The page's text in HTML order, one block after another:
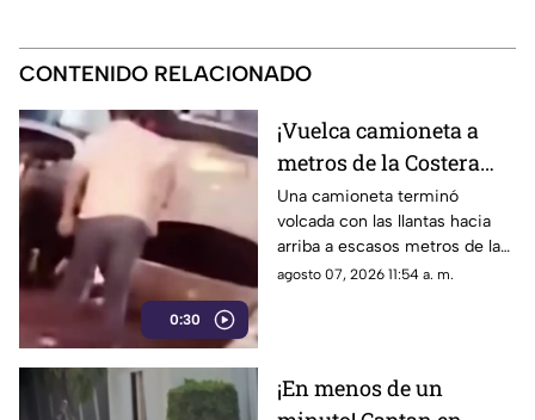
CONTENIDO RELACIONADO
0:30
¡Vuelca camioneta a
metros de la Costera
Miguel Alemán en
Acapulco!
Una camioneta terminó
volcada con las llantas hacia
arriba a escasos metros de la
Costera Miguel Alemán.
agosto 07, 2026 11:54 a. m.
¡En menos de un